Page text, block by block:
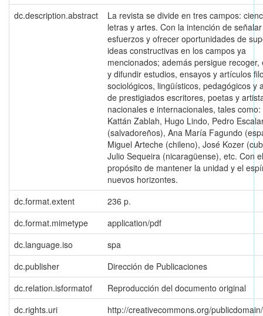
dc.description.abstract
La revista se divide en tres campos:
letras y artes. Con la intención de señalar
esfuerzos y ofrecer oportunidades de
ideas constructivas en los campos ya
mencionados; además persigue recoger,
y difundir estudios, ensayos y artículos
sociológicos, lingüísticos, pedagógicos y
de prestigiados escritores, poetas y
nacionales e internacionales, tales
Kattán Zablah, Hugo Lindo, Pedro
(salvadoreños), Ana María Fagundo
Miguel Arteche (chileno), José Kozer
Julio Sequeira (nicaragüense), etc. Con el
propósito de mantener la unidad y el
nuevos horizontes.
dc.format.extent
236 p.
dc.format.mimetype
application/pdf
dc.language.iso
spa
dc.publisher
Dirección de Publicaciones
dc.relation.isformatof
Reproducción del documento original
dc.rights.uri
http://creativecommons.org/